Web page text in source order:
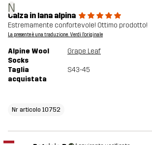
N
Calza in lana alpina
Estremamente confortevole! Ottimo prodotto!
La presente è una traduzione. Verdi l'originale
Alpine Wool
Socks
Grape Leaf
Taglia
acquistata
S43-45
Nr articolo 10752